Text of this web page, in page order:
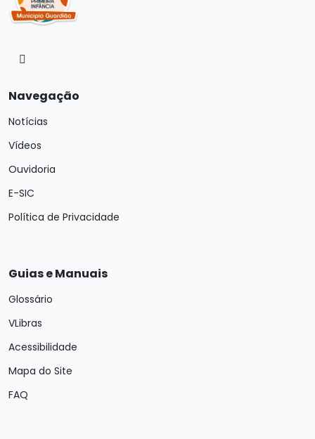
Navegação
Notícias
Vídeos
Ouvidoria
E-SIC
Política de Privacidade
Guias e Manuais
Glossário
VLibras
Acessibilidade
Mapa do Site
FAQ